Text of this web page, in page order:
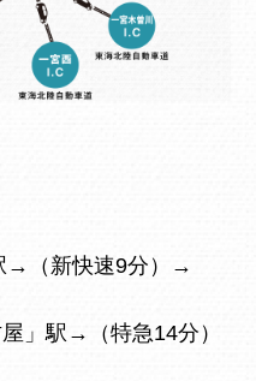
→（新快速9分）→
」駅→（特急14分）